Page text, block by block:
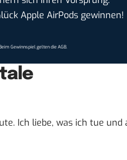
Apple AirPods gewinnen!
Gewinnspiel gelten dieAGB.
Ich liebe, was ich tue und